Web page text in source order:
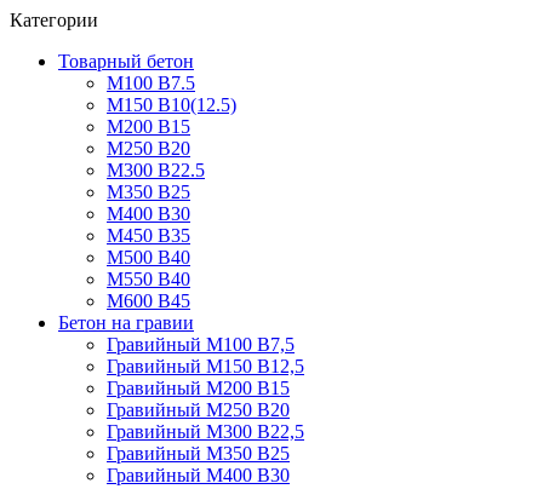
Категории
Товарный бетон
М100 В7.5
М150 В10(12.5)
М200 В15
М250 В20
М300 В22.5
М350 В25
М400 В30
М450 В35
М500 В40
М550 В40
М600 В45
Бетон на гравии
Гравийный М100 В7,5
Гравийный М150 В12,5
Гравийный М200 В15
Гравийный М250 В20
Гравийный М300 В22,5
Гравийный М350 В25
Гравийный М400 В30